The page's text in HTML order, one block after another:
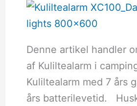
Denne artikel handler
af Kuliltealarm i
Kuliltealarm med 7 års
års batterilevetid.